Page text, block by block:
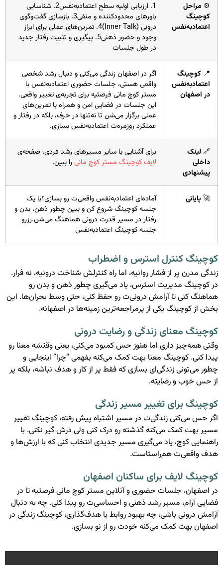
⚙️مراحل
کوچینگ
اعتمادبه‌نفس
1. ارزیابی اولیه سطح اعتمادبه‌نفس2. شناسایی
باورهای محدودکننده و منفی3. بازسازی گفت‌وگوی
درونی (Inner Talk)4. تمرین‌های عملی برای ابراز
وجود و حضور ذهنی5. پیگیری و تثبیت رفتار جدید
در طول جلسات
📍کوچینگ
اعتمادبه‌نفس
در اصفهان
اگر در اصفهان زندگی می‌کنی و دنبال رشد شخصی
واقعی هستی، جلسات حضوری اعتمادبه‌نفس با
مستر کوچ مانی فرصتیه برای تجربه‌ی تغییر واقعی.
این جلسات در فضایی امن و همراه با تمرین‌های
عملی برگزار می‌شن تا نه‌تنها در حرف، بلکه در رفتار و
عملکرد روزمره‌ت اعتمادبه‌نفس بسازی.
🔗لینک
داخلی
پیشنهادی
برای آشنایی با سایر مسیرهای رشد فردی، صفحه‌ی
لایف کوچینگ مستر کوچ مانیرا ببین.
🚀پایانی
آماده‌ای اعتمادبه‌نفس واقعی‌ت رو بسازی؟با یک
جلسه کوچینگ شروع کن و ببین چطور ذهن، بدن و
رفتار در مسیر قدرت درونی هماهنگ می‌شن.رزرو
جلسه کوچینگ اعتمادبه‌نفس
کوچینگ کنترل استرس و اضطراب
زندگی مدرن پر از فشار روانیه، اما راه کنترلش شناخت درونیه، نه فرار.
در کوچینگ مدیریت استرس، یاد می‌گیری چطور ذهن و بدن رو
هماهنگ کنی تا آرامش درونی‌ت رو حفظ کنی، حتی وسط بحران‌ها. این
بخش از کوچینگ یکی از پرمراجعه‌ترین زمینه‌ها در اصفهانه.
کوچینگ معنای زندگی و رضایت درونی
وقتی همه‌چیز داری اما هنوز حس کمبود می‌کنی، یعنی وقتشه معنا رو
پیدا کنی. کوچینگ معنا بهت کمک می‌کنه بفهمی “چرا” اینجایی و
چطور می‌تونی زندگی‌ای بسازی که فقط پر از کار و هدف نباشه، بلکه پر
از حس خوب و رضایته.
کوچینگ برای تغییر مسیر زندگی
اگر حس می‌کنی زندگی‌ت در مسیر اشتباه پیش رفته، کوچینگ تغییر
مسیر بهت کمک می‌کنه گذشته رو درک کنی ولی درش گیر نکنی. با
راهنمایی کوچ، یاد می‌گیری مسیر جدیدی انتخاب کنی که با ارزش‌ها و
هدف واقعی‌ت هم‌راستاست.
کوچینگ لایف برای ساکنان اصفهان
در اصفهان، جلسات حضوری و آنلاین مستر کوچ مانی فرصتیه تا در
فضایی آرام، مسیر رشد ذهنی و احساسی‌ت رو پیدا کنی. چه به دنبال
آرامش درونی باشی، چه بهبود روابط یا هدف‌گذاری، کوچینگ زندگی در
اصفهان بهت کمک می‌کنه خودت رو از نو بسازی.